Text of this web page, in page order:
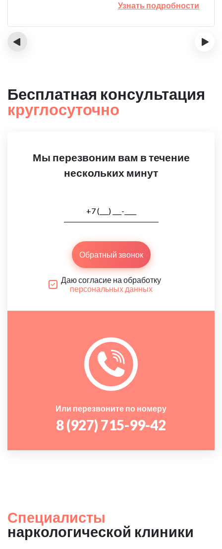
Узнать подробности
‹ ›
Бесплатная консультация
круглосуточно
Мы перезвоним вам в течение
нескольких минут
Обратный звонок
Даю согласие на обработку
персональных данных
Или перезвоните по номеру
8 (927) 715-99-42
Специалисты
наркологической клиники